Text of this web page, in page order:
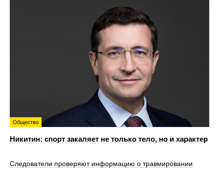
Общество
Никитин: спорт закаляет не только тело, но и характер
Следователи проверяют информацию о травмировании